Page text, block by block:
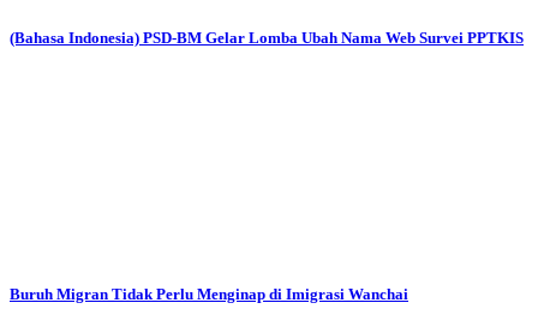
(Bahasa Indonesia) PSD-BM Gelar Lomba Ubah Nama Web Survei PPTKIS
Buruh Migran Tidak Perlu Menginap di Imigrasi Wanchai